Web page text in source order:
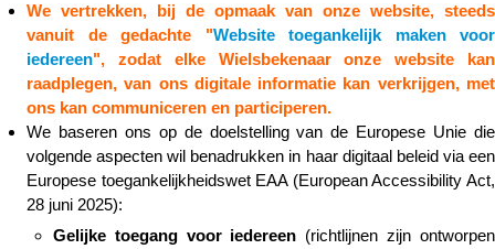
We vertrekken, bij de opmaak van onze website, steeds
vanuit de gedachte "Website toegankelijk maken voor
iedereen", zodat elke Wielsbekenaar onze website kan
raadplegen, van ons digitale informatie kan verkrijgen, met
ons kan communiceren en participeren.
We baseren ons op de doelstelling van de Europese Unie die
volgende aspecten wil benadrukken in haar digitaal beleid via een
Europese toegankelijkheidswet EAA (European Accessibility Act,
28 juni 2025):
Gelijke toegang voor iedereen (richtlijnen zijn ontworpen